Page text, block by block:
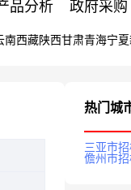
品分析 政府采购
南西藏陕西甘肃青海宁夏
热门城
三亚市招
儋州市招